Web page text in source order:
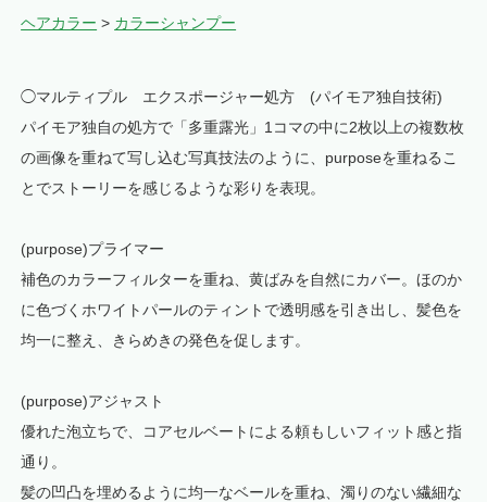
ヘアカラー > カラーシャンプー
◯マルティプル エクスポージャー処方 (パイモア独自技術)
パイモア独自の処方で「多重露光」1コマの中に2枚以上の複数枚
の画像を重ねて写し込む写真技法のように、purposeを重ねるこ
とでストーリーを感じるような彩りを表現。
(purpose)プライマー
補色のカラーフィルターを重ね、黄ばみを自然にカバー。ほのか
に色づくホワイトパールのティントで透明感を引き出し、髪色を
均一に整え、きらめきの発色を促します。
(purpose)アジャスト
優れた泡立ちで、コアセルベートによる頼もしいフィット感と指
通り。
髪の凹凸を埋めるように均一なベールを重ね、濁りのない繊細な